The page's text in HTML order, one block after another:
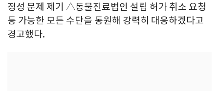
정성 문제 제기 △동물진료법인 설립 허가 취소 요청
등 가능한 모든 수단을 동원해 강력히 대응하겠다고
경고했다.